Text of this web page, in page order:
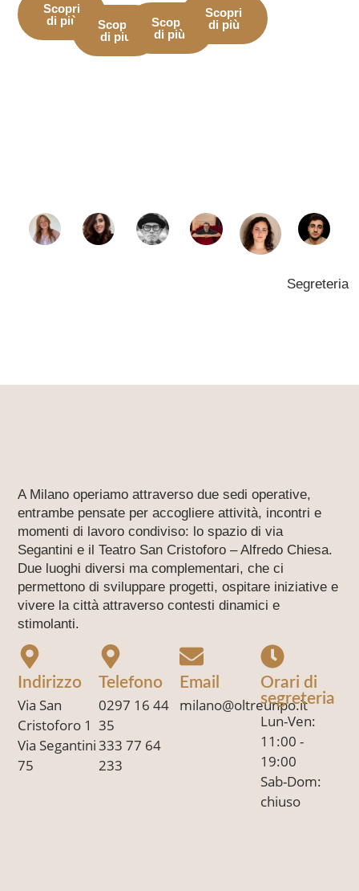
Scopri
di più
Scopri
di più
Scopri
di più
Scopri
di più
Segreteria
A Milano operiamo attraverso due sedi operative,
entrambe pensate per accogliere attività, incontri e
momenti di lavoro condiviso: lo spazio di via
Segantini e il Teatro San Cristoforo – Alfredo Chiesa.
Due luoghi diversi ma complementari, che ci
permettono di sviluppare progetti, ospitare iniziative e
vivere la città attraverso contesti dinamici e
stimolanti.
Indirizzo
Via San
Cristoforo 1
Via Segantini
75
Telefono
0297 16 44
35
333 77 64
233
Email
milano@oltreunpo.it
Orari di
segreteria
Lun-Ven:
11:00 -
19:00
Sab-Dom:
chiuso